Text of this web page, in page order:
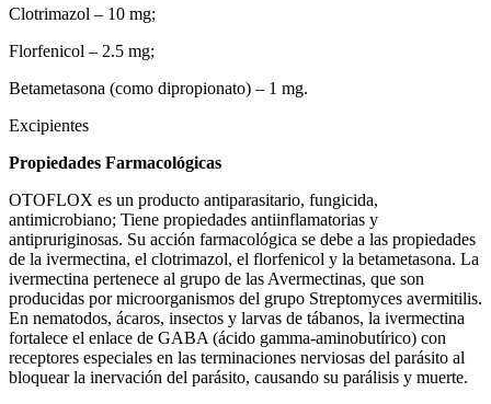
Clotrimazol – 10 mg;
Florfenicol – 2.5 mg;
Betametasona (como dipropionato) – 1 mg.
Excipientes
Propiedades Farmacológicas
OTOFLOX es un producto antiparasitario, fungicida,
antimicrobiano; Tiene propiedades antiinflamatorias y
antipruriginosas. Su acción farmacológica se debe a las propiedades
de la ivermectina, el clotrimazol, el florfenicol y la betametasona. La
ivermectina pertenece al grupo de las Avermectinas, que son
producidas por microorganismos del grupo Streptomyces avermitilis.
En nematodos, ácaros, insectos y larvas de tábanos, la ivermectina
fortalece el enlace de GABA (ácido gamma-aminobutírico) con
receptores especiales en las terminaciones nerviosas del parásito al
bloquear la inervación del parásito, causando su parálisis y muerte.